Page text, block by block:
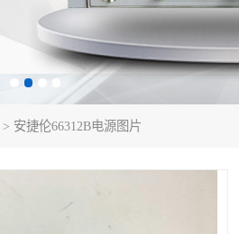
> 安捷伦66312B电源图片
函数信号发生器
校准件
阻抗分析仪